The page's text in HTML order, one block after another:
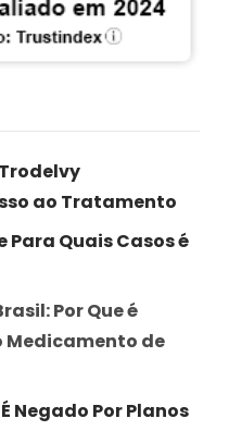
ao Tratamento
Para Quais Casos é
Por Que é
Medicamento de
Negado Por Planos